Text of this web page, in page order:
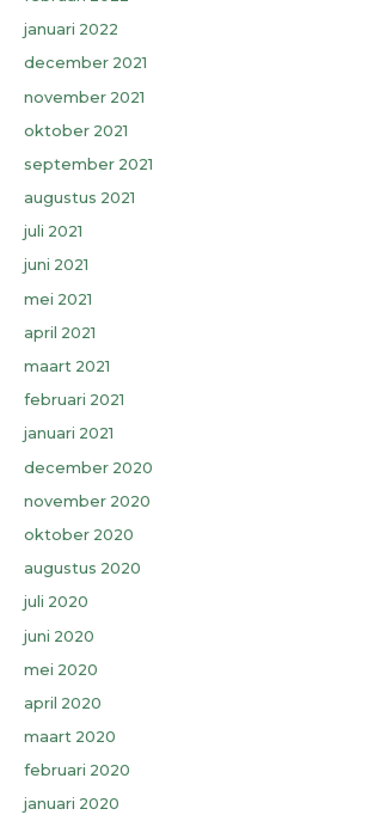
januari 2022
december 2021
november 2021
oktober 2021
september 2021
augustus 2021
juli 2021
juni 2021
mei 2021
april 2021
maart 2021
februari 2021
januari 2021
december 2020
november 2020
oktober 2020
augustus 2020
juli 2020
juni 2020
mei 2020
april 2020
maart 2020
februari 2020
januari 2020